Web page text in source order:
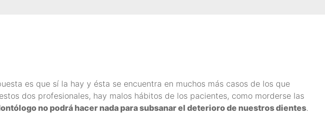
es que sí la hay y ésta se encuentra en muchos más casos de los que
dos profesionales, hay malos hábitos de los pacientes, como morderse las
no podrá hacer nada para subsanar el deterioro de nuestros dientes.